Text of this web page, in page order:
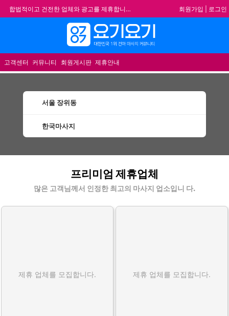
합법적이고 건전한 업체와 광고를 제휴합니다.
★요기요기 설 연휴 휴무 안내★
★ 요기요기 업체회원 안내사항 ★
불건전한 게시글은 삭제 및 회원탈퇴 됩니다.
회원가입 로그인
고객센터 커뮤니티 회원게시판 제휴안내
서울 장위동
한국마사지
프리미엄 제휴업체
많은 고객님께서 인정한 최고의 마사지 업소입니 다.
제휴 업체를 모집합니다. 제휴 업체를 모집합니다.